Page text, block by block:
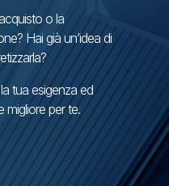
o la
Hai già un’idea di
tua esigenza ed
migliore per te.